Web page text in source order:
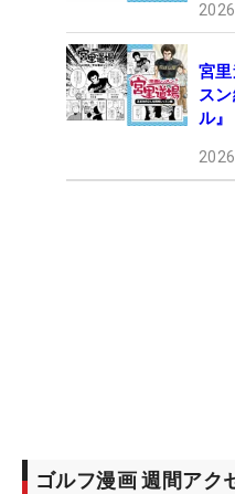
宮
ス
ル』
ゴルフ漫画 週間アク